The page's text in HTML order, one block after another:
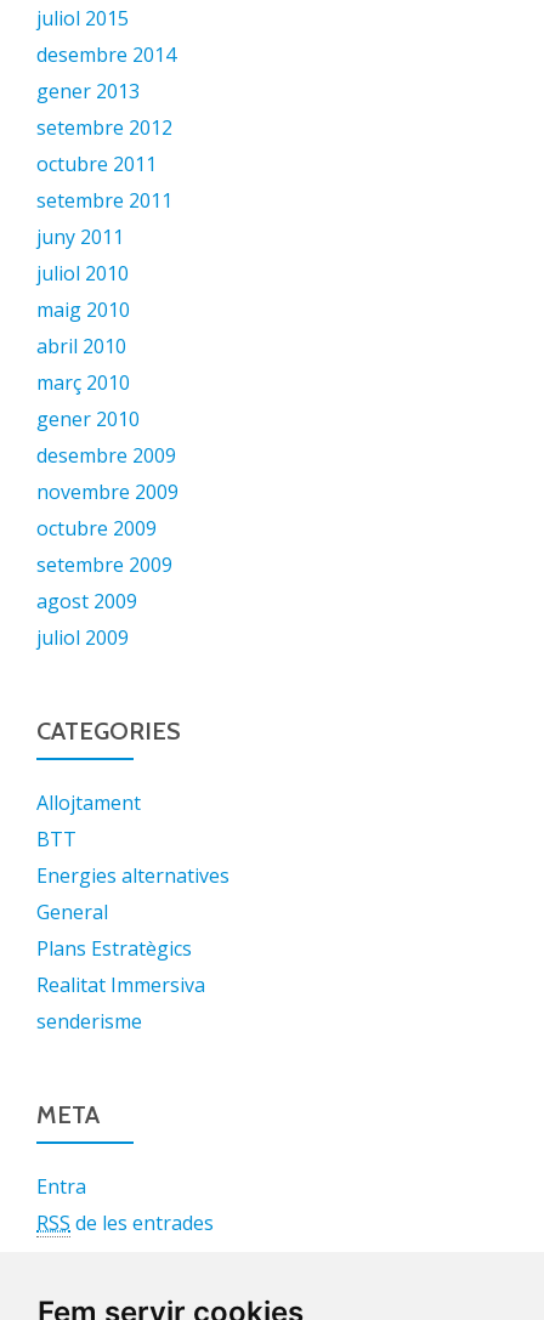
Fem servir cookies
juliol 2015
desembre 2014
gener 2013
setembre 2012
octubre 2011
setembre 2011
juny 2011
juliol 2010
maig 2010
abril 2010
març 2010
gener 2010
desembre 2009
novembre 2009
octubre 2009
setembre 2009
agost 2009
juliol 2009
CATEGORIES
Allojtament
BTT
Energies alternatives
General
Plans Estratègics
Realitat Immersiva
senderisme
META
Entra
RSS de les entrades
WordPress.org